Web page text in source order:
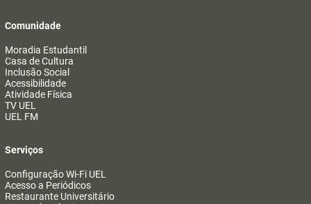
Comunidade
Moradia Estudantil
Casa de Cultura
Inclusão Social
Acessibilidade
Atividade Física
TV UEL
UEL FM
Serviços
Configuração Wi-Fi UEL
Acesso a Periódicos
Restaurante Universitário